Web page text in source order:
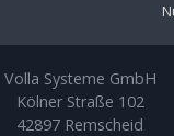
Volla Systeme GmbH
Kölner Straße 102
42897 Remscheid